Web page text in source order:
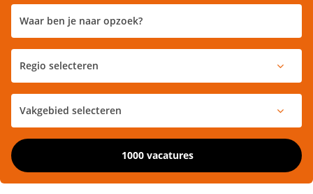
1000 vacatures